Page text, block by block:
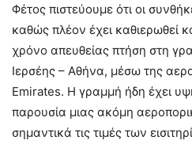
Φέτος πιστεύουμε ότι οι
καθώς πλέον έχει καθιερωθεί
χρόνο απευθείας πτήση στη
Ιερσέης – Αθήνα, μέσω της
Emirates. H γραμμή ήδη έχει
παρουσία μιας ακόμη
σημαντικά τις τιμές των